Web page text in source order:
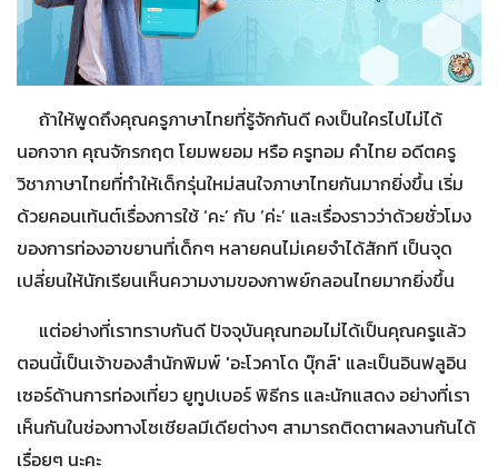
ถ้าให้พูดถึงคุณครูภาษาไทยที่รู้จักกันดี คงเป็นใครไปไม่ได้
นอกจาก คุณจักรกฤต โยมพยอม หรือ ครูทอม คำไทย อดีตครู
วิชาภาษาไทยที่ทำให้เด็กรุ่นใหม่สนใจภาษาไทยกันมากยิ่งขึ้น เริ่ม
ด้วยคอนเท้นต์เรื่องการใช้ ‘คะ’ กับ ‘ค่ะ’ และเรื่องราวว่าด้วยชั่วโมง
ของการท่องอาขยานที่เด็กๆ หลายคนไม่เคยจำได้สักที เป็นจุด
เปลี่ยนให้นักเรียนเห็นความงามของกาพย์กลอนไทยมากยิ่งขึ้น
แต่อย่างที่เราทราบกันดี ปัจจุบันคุณทอมไม่ได้เป็นคุณครูแล้ว
ตอนนี้เป็นเจ้าของสำนักพิมพ์ 'อะโวคาโด บุ๊กส์' และเป็นอินฟลูอิน
เซอร์ด้านการท่องเที่ยว ยูทูปเบอร์ พิธีกร และนักแสดง อย่างที่เรา
เห็นกันในช่องทางโซเชียลมีเดียต่างๆ สามารถติดตาผลงานกันได้
เรื่อยๆ นะคะ